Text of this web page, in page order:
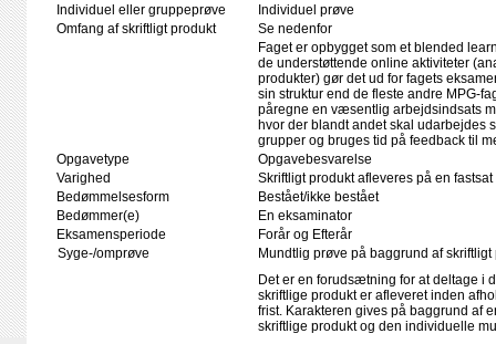
Individuel eller gruppeprøve
Individuel prøve
Omfang af skriftligt produkt
Se nedenfor
Faget er opbygget som et blended
de understøttende online aktiviteter
produkter) gør det ud for fagets
sin struktur end de fleste andre MPG-
påregne en væsentlig arbejdsindsats
hvor der blandt andet skal udarbejdes
grupper og bruges tid på feedback til
Opgavetype
Opgavebesvarelse
Varighed
Skriftligt produkt afleveres på en
Bedømmelsesform
Bestået/ikke bestået
Bedømmer(e)
En eksaminator
Eksamensperiode
Forår og Efterår
Syge-/omprøve
Mundtlig prøve på baggrund af skriftligt
Det er en forudsætning for at deltage i
skriftlige produkt er afleveret inden
frist. Karakteren gives på baggrund af
skriftlige produkt og den individuelle